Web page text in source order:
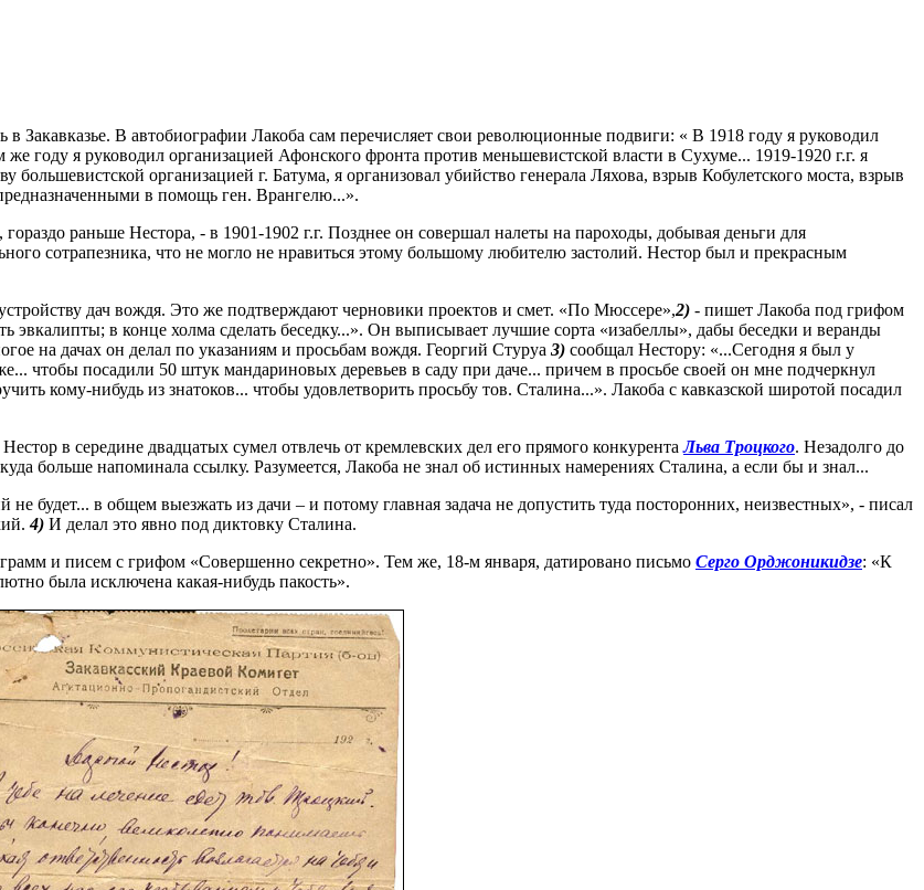
в Закавказье. В автобиографии Лакоба сам перечисляет свои революционные подвиги: « В 1918 году я руководил
году я руководил организацией Афонского фронта против меньшевистской власти в Сухуме... 1919-1920 г.г. я
большевистской организацией г. Батума, я организовал убийство генерала Ляхова, взрыв Кобулетского моста, взрыв
в помощь ген. Врангелю...».
раньше Нестора, - в 1901-1902 г.г. Позднее он совершал налеты на пароходы, добывая деньги для
сотрапезника, что не могло не нравиться этому большому любителю застолий. Нестор был и прекрасным
дач вождя. Это же подтверждают черновики проектов и смет. «По Мюссере»,2) - пишет Лакоба под грифом
эвкалипты; в конце холма сделать беседку...». Он выписывает лучшие сорта «изабеллы», дабы беседки и веранды
на дачах он делал по указаниям и просьбам вождя. Георгий Стуруа 3) сообщал Нестору: «...Сегодня я был у
чтобы посадили 50 штук мандариновых деревьев в саду при даче... причем в просьбе своей он мне подчеркнул
кому-нибудь из знатоков... чтобы удовлетворить просьбу тов. Сталина...». Лакоба с кавказской широтой посадил
в середине двадцатых сумел отвлечь от кремлевских дел его прямого конкурентаЛьва Троцкого. Незадолго до
больше напоминала ссылку. Разумеется, Лакоба не знал об истинных намерениях Сталина, а если бы и знал...
будет... в общем выезжать из дачи – и потому главная задача не допустить туда посторонних, неизвестных», - писал
4) И делал это явно под диктовку Сталина.
и писем с грифом «Совершенно секретно». Тем же, 18-м января, датировано письмо Серго Орджоникидзе: «К
была исключена какая-нибудь пакость».